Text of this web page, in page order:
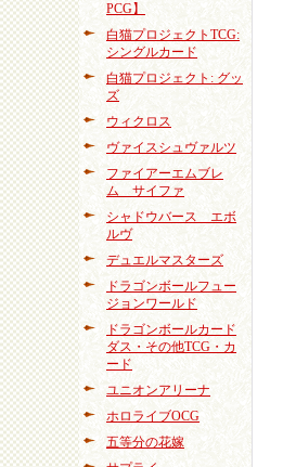
PCG】
白猫プロジェクトTCG:
シングルカード
白猫プロジェクト: グッ
ズ
ウィクロス
ヴァイスシュヴァルツ
ファイアーエムブレ
ム サイファ
シャドウバース エボ
ルヴ
デュエルマスターズ
ドラゴンボールフュー
ジョンワールド
ドラゴンボールカード
ダス・その他TCG・カ
ード
ユニオンアリーナ
ホロライブOCG
五等分の花嫁